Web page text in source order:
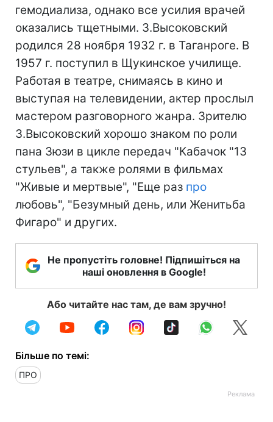
гемодиализа, однако все усилия врачей
оказались тщетными. З.Высоковский
родился 28 ноября 1932 г. в Таганроге. В
1957 г. поступил в Щукинское училище.
Работая в театре, снимаясь в кино и
выступая на телевидении, актер прослыл
мастером разговорного жанра. Зрителю
З.Высоковский хорошо знаком по роли
пана Зюзи в цикле передач "Кабачок "13
стульев", а также ролями в фильмах
"Живые и мертвые", "Еще раз про
любовь", "Безумный день, или Женитьба
Фигаро" и других.
Не пропустіть головне! Підпишіться на
наші оновлення в Google!
Або читайте нас там, де вам зручно!
Більше по темі:
ПРО